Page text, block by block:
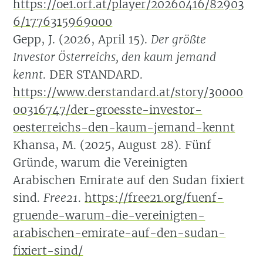
https://oe1.orf.at/player/20260416/82903
6/1776315969000
Gepp, J. (2026, April 15).Der größte
Investor Österreichs, den kaum jemand
kennt. DER STANDARD.
https://www.derstandard.at/story/30000
00316747/der-groesste-investor-
oesterreichs-den-kaum-jemand-kennt
Khansa, M. (2025, August 28). Fünf
Gründe, warum die Vereinigten
Arabischen Emirate auf den Sudan fixiert
sind.Free21.https://free21.org/fuenf-
gruende-warum-die-vereinigten-
arabischen-emirate-auf-den-sudan-
fixiert-sind/